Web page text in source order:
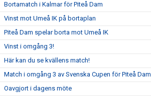
Bortamatch i Kalmar för Piteå Dam
Vinst mot Umeå IK på bortaplan
Piteå Dam spelar borta mot Umeå IK
Vinst i omgång 3!
Här kan du se kvällens match!
Match i omgång 3 av Svenska Cupen för Piteå Dam
Oavgjort i dagens möte